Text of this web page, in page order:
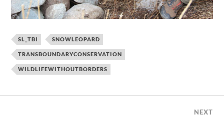
SL_TBI SNOWLEOPARD
TRANSBOUNDARYCONSERVATION
WILDLIFEWITHOUTBORDERS
NEXT